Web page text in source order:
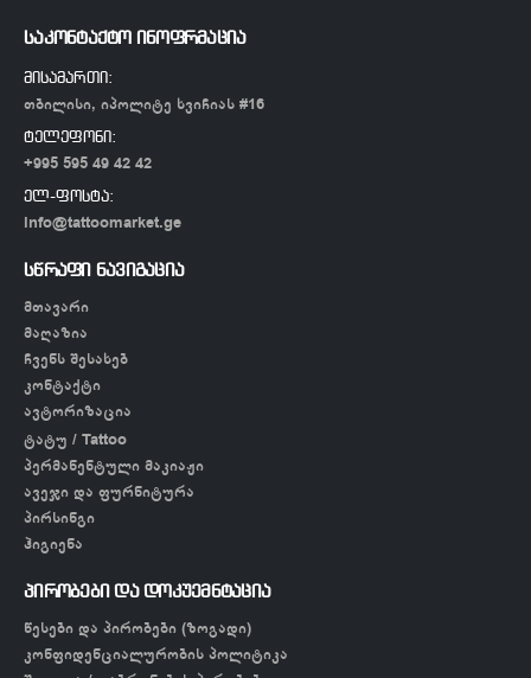
საკონტაქტო ინოფრმაცია
მისამართი:
თბილისი, იპოლიტე ხვიჩიას #16
ტელეფონი:
+995 595 49 42 42
ელ-ფოსტა:
info@tattoomarket.ge
სწრაფი ნავიგაცია
მთავარი
მაღაზია
ჩვენს შესახებ
კონტაქტი
ავტორიზაცია
ტატუ / Tattoo
პერმანენტული მაკიაჟი
ავეჯი და ფურნიტურა
პირსინგი
ჰიგიენა
პირობები და დოკუემნტაცია
წესები და პირობები (ზოგადი)
კონფიდენციალურობის პოლიტიკა